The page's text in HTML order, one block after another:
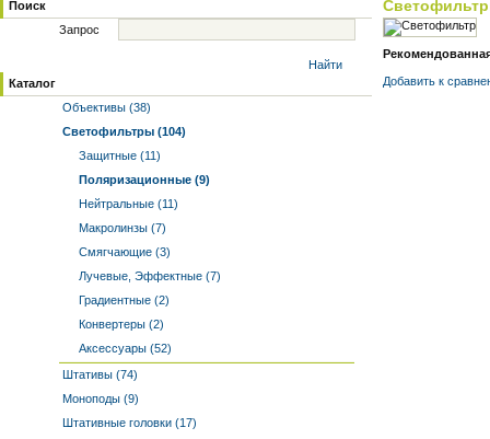
Поиск
Запрос
Найти
Каталог
Объективы (38)
Светофильтры (104)
Защитные (11)
Поляризационные (9)
Нейтральные (11)
Макролинзы (7)
Смягчающие (3)
Лучевые, Эффектные (7)
Градиентные (2)
Конвертеры (2)
Аксессуары (52)
Штативы (74)
Моноподы (9)
Штативные головки (17)
Добавить к